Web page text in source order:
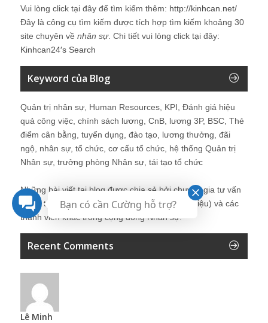
Vui lòng click tại đây để tìm kiếm thêm: http://kinhcan.net/
Đây là công cụ tìm kiếm được tích hợp tìm kiếm khoảng 30
site chuyên về nhân sự. Chi tiết vui lòng click tại đây:
Kinhcan24′s Search
Keyword của Blog
Quản trị nhân sự, Human Resources, KPI, Đánh giá hiệu
quả công việc, chính sách lương, CnB, lương 3P, BSC, Thẻ
điểm cân bằng, tuyển dụng, đào tạo, lương thưởng, đãi
ngộ, nhân sự, tổ chức, cơ cấu tổ chức, hệ thống Quản trị
Nhân sự, trưởng phòng Nhân sự, tái tạo tổ chức
Những bài viết tại blog được chia sẻ bởi chuyên gia tư vấn
Quản trị Nhân sự Nguyễn Hùng Cường (giới thiệu) và các
thành viên khác trong cộng đồng Nhân sự.
Recent Comments
Lê Minh
Bạn có cần Cường hỗ trợ?